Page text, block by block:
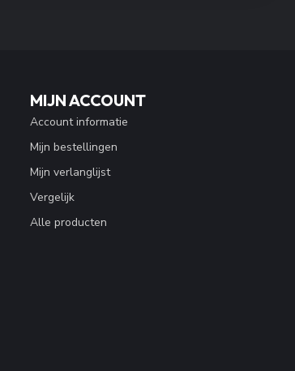
MIJN ACCOUNT
Account informatie
Mijn bestellingen
Mijn verlanglijst
Vergelijk
Alle producten